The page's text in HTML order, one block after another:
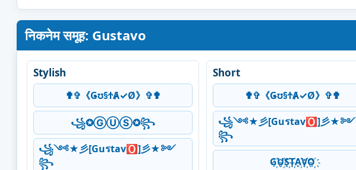
निकनेम समूह: Gustavo
Stylish
✟✞《Ǥʊ§ϮȺ✓Ø》✞✟
꧁✪ⒼⓊⓈ✪꧂
꧁༺★彡[Guรtav🅾]彡★༻
꧂
Short
✟✞《Ǥʊ§ϮȺ✓Ø》✞✟
꧁༺★彡[Guรtav🅾]彡★༻
꧂
G҉U҉S҉T҉A҉V҉O҉